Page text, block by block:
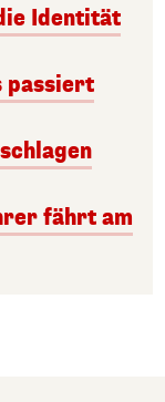
Identität
passiert
fährt am